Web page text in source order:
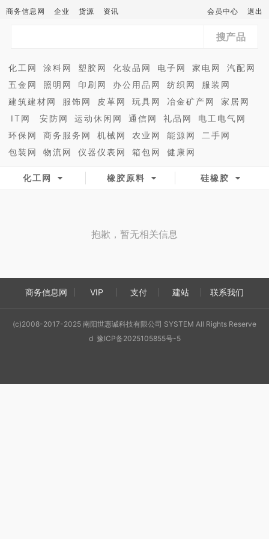
商务信息网 企业 货源 资讯 会员中心 退出
搜产品
化工网 涂料网 塑胶网 化妆品网 电子网 家电网
汽配网
五金网
照明网 印刷网 办公用品网 纺织网
服装网
建筑建材网
服饰网 皮革网 玩具网 冶金矿产网
家居网
IT网
安防网 运动休闲网 通信网 礼品网
电工电气网
环保网
商务服务网 机械网 农业网 能源网
二手网
包装网
物流网 仪器仪表网 箱包网 健康网
化工网 橡胶原料 硅橡胶
抱歉，暂无相关信息
商务信息网 VIP 支付 建站 联系我们
(c)2008-2017-2025 南阳世惠诚科技有限公司 SYSTEM All Rights Reserve
d 豫ICP备2025105855号-5